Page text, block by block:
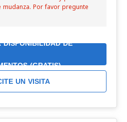
Por favor pregunte
DISPONIBILIDAD DE
(GRATIS)
UN VISITA